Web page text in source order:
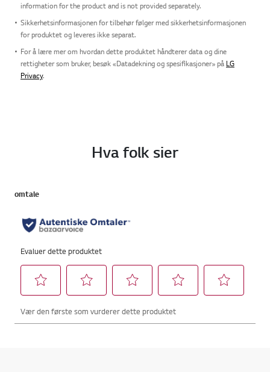
information for the product and is not provided separately.
Sikkerhetsinformasjonen for tilbehør følger med sikkerhetsinformasjonen
for produktet og leveres ikke separat.
For å lære mer om hvordan dette produktet håndterer data og dine
rettigheter som bruker, besøk «Datadekning og spesifikasjoner» på LG
Privacy.
Hva folk sier